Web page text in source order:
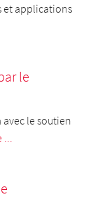
et applications
le
avec le soutien
...